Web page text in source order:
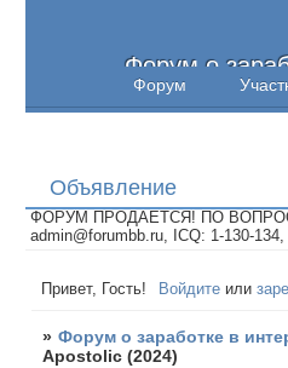
Форум о
Форум
Объявление
ФОРУМ ПРОДАЕТСЯ! ПО
admin@forumbb.ru, ICQ: 1-130-
Привет, Гость! Войдите или
» Форум о заработке в
Apostolic (2024)